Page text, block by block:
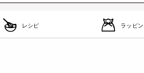
レシピ ラッピ